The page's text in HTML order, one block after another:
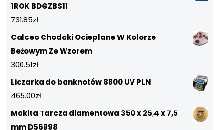
1ROK BDGZBS11
731.85zł
Calceo Chodaki Ocieplane W Kolorze
Beżowym Ze Wzorem
300.51zł
Liczarka do banknotów 8800 UV PLN
465.00zł
Makita Tarcza diamentowa 350 x 25,4 x 7,5
mm D56998